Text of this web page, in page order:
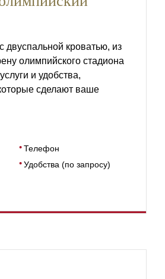
двуспальной кроватью, из
олимпийского стадиона
и удобства,
сделают ваше
Телефон
Удобства (по запросу)